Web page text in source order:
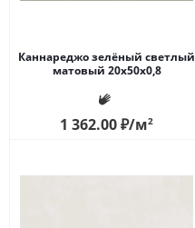
Каннареджо зелёный светлый
матовый 20x50x0,8
1 362.00₽/м2